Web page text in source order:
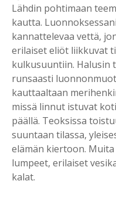
Lähdin pohtimaan
kautta.
kannattelevaa vettä,
erilaiset eliöt liikkuvat
kulkusuuntiin. Halusin
runsaasti
kauttaaltaan
missä linnut istuvat
päällä. Teoksissa
suuntaan tilassa,
elämän kiertoon.
lumpeet, erilaiset
kalat.